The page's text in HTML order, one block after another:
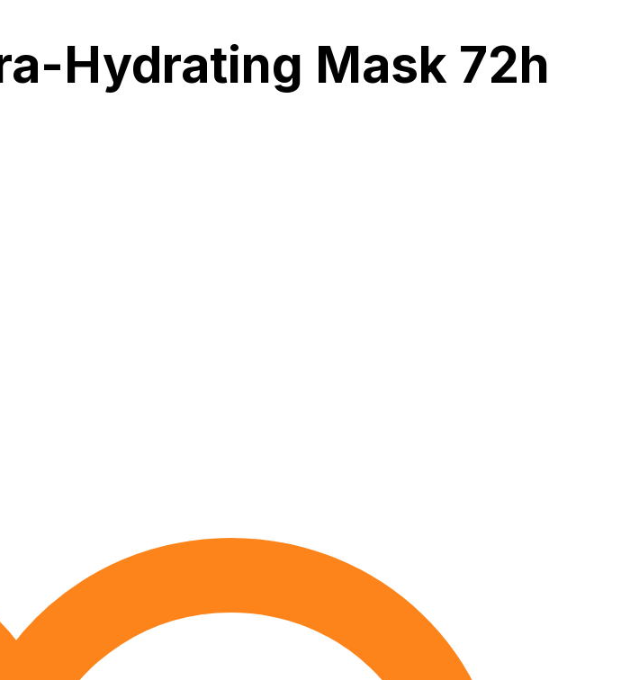
Hydrating Mask 72h